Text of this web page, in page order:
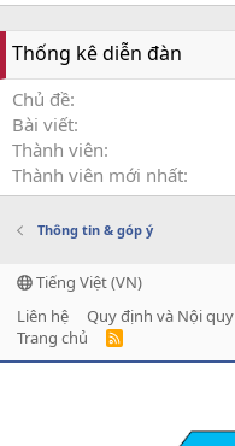
Thống kê diễn đàn
Chủ đề
Bài viết
Thành viên
Thành viên mới nhất
Thông tin & góp ý
Tiếng Việt (VN)
Liên hệ
Quy định và Nội quy
Trang chủ
R